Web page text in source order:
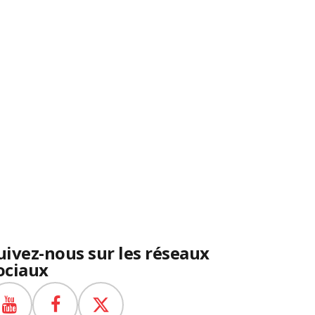
nous sur les réseaux